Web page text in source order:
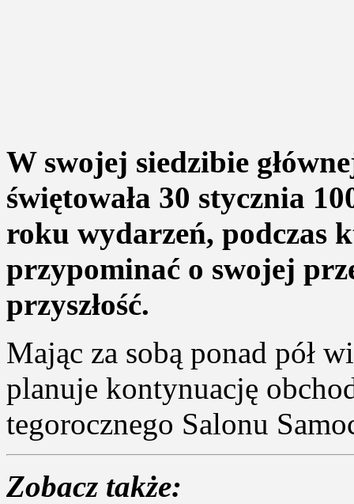
W swojej siedzibie
świętowała 30 stycznia
roku wydarzeń, podczas
przypominać o swojej
przyszłość.
Mając za sobą ponad pół
planuje kontynuację
tegorocznego Salonu
Zobacz także: